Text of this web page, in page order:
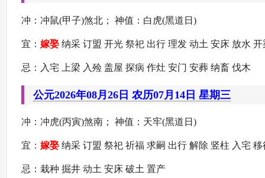
冲：冲鼠(甲子)煞北； 神值：白虎(黑道日)
宜： 嫁娶 纳采 订盟 开光 祭祀 出行 理发 动土 安床 放水
忌：入宅 上梁 入殓 盖屋 探病 作灶 安门 安葬 纳畜 伐木
公元2026年08月26日 农历07月14日 星期三
冲：冲虎(丙寅)煞南； 神值：天牢(黑道日)
宜： 嫁娶 纳采 订盟 祭祀 祈福 求嗣 出行 解除 竖柱 入宅
忌：栽种 掘井 动土 安床 破土 置产